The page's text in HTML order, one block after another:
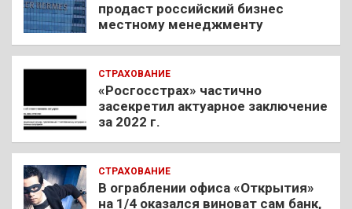
продаст российский бизнес
местному менеджменту
СТРАХОВАНИЕ
«Росгосстрах» частично
засекретил актуарное заключение
за 2022 г.
СТРАХОВАНИЕ
В ограблении офиса «Открытия»
на 1/4 оказался виноват сам банк,